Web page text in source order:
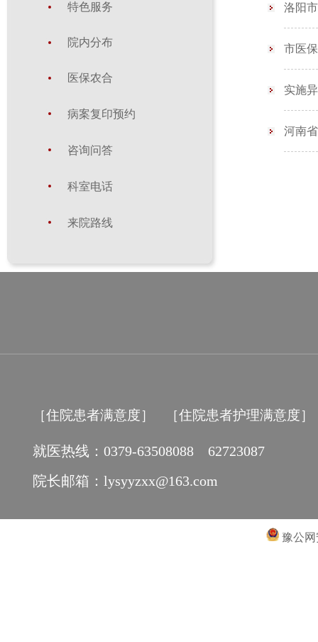
特色服务
院内分布
医保农合
病案复印预约
咨询问答
科室电话
来院路线
洛阳
市医
实施
河南
［住院患者满意度］ ［住院患者护理满意度］
就医热线：0379-63508088 62723087
院长邮箱：lysyyzxx@163.com
豫公网